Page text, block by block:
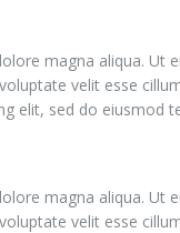
magna aliqua.
velit esse
elit, sed do eiusmod
magna aliqua.
velit esse